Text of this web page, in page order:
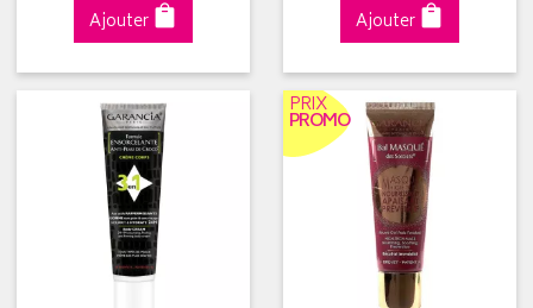
Ajouter Ajouter
PRIX
PROMO